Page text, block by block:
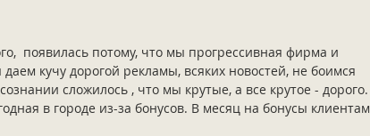
появилась потому, что мы прогрессивная фирма и
кучу дорогой рекламы, всяких новостей, не боимся
сложилось , что мы крутые, а все крутое - дорого.
в городе из-за бонусов. В месяц на бонусы клиентам